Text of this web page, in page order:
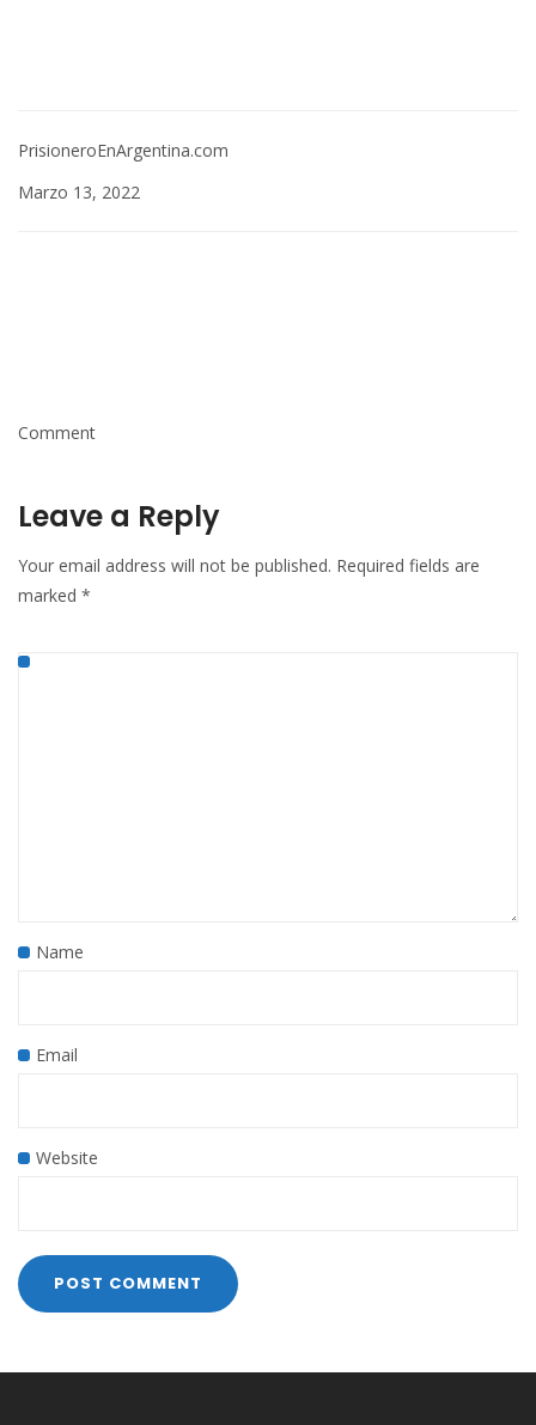
PrisioneroEnArgentina.com
Marzo 13, 2022
Comment
Leave a Reply
Your email address will not be published. Required fields are
marked *
Name
Email
Website